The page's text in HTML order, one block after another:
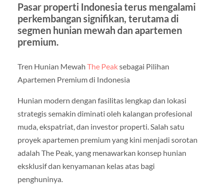
Pasar properti Indonesia terus mengalami
perkembangan signifikan, terutama di
segmen hunian mewah dan apartemen
premium.
Tren Hunian Mewah The Peaksebagai Pilihan
Apartemen Premium di Indonesia
Hunian modern dengan fasilitas lengkap dan lokasi
strategis semakin diminati oleh kalangan profesional
muda, ekspatriat, dan investor properti. Salah satu
proyek apartemen premium yang kini menjadi sorotan
adalah The Peak, yang menawarkan konsep hunian
eksklusif dan kenyamanan kelas atas bagi
penghuninya.